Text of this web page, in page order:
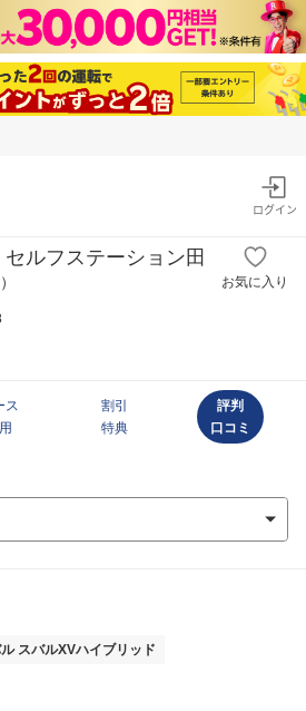
ログイン
ルフステーション田
お気に入り
ス
割引
特典
評判
口コミ
スバルXVハイブリッド